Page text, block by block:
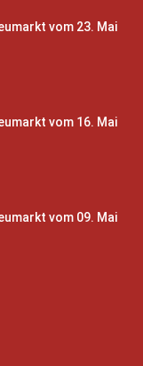
vom 23. Mai
vom 16. Mai
vom 09. Mai